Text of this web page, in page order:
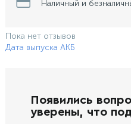
Наличный и
Пока нет отзывов
Дата выпуска АКБ
Появились
уверены, что